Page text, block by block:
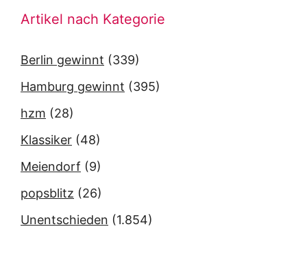
Artikel nach Kategorie
Berlin gewinnt (339)
Hamburg gewinnt (395)
hzm (28)
Klassiker (48)
Meiendorf (9)
popsblitz (26)
Unentschieden (1.854)